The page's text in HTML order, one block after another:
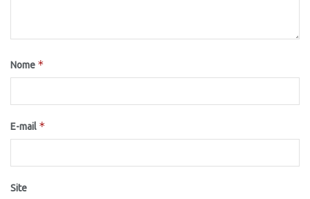
Nome *
E-mail *
Site